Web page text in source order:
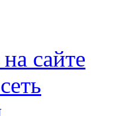
сайте